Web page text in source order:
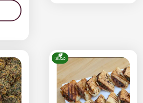
טבעוני